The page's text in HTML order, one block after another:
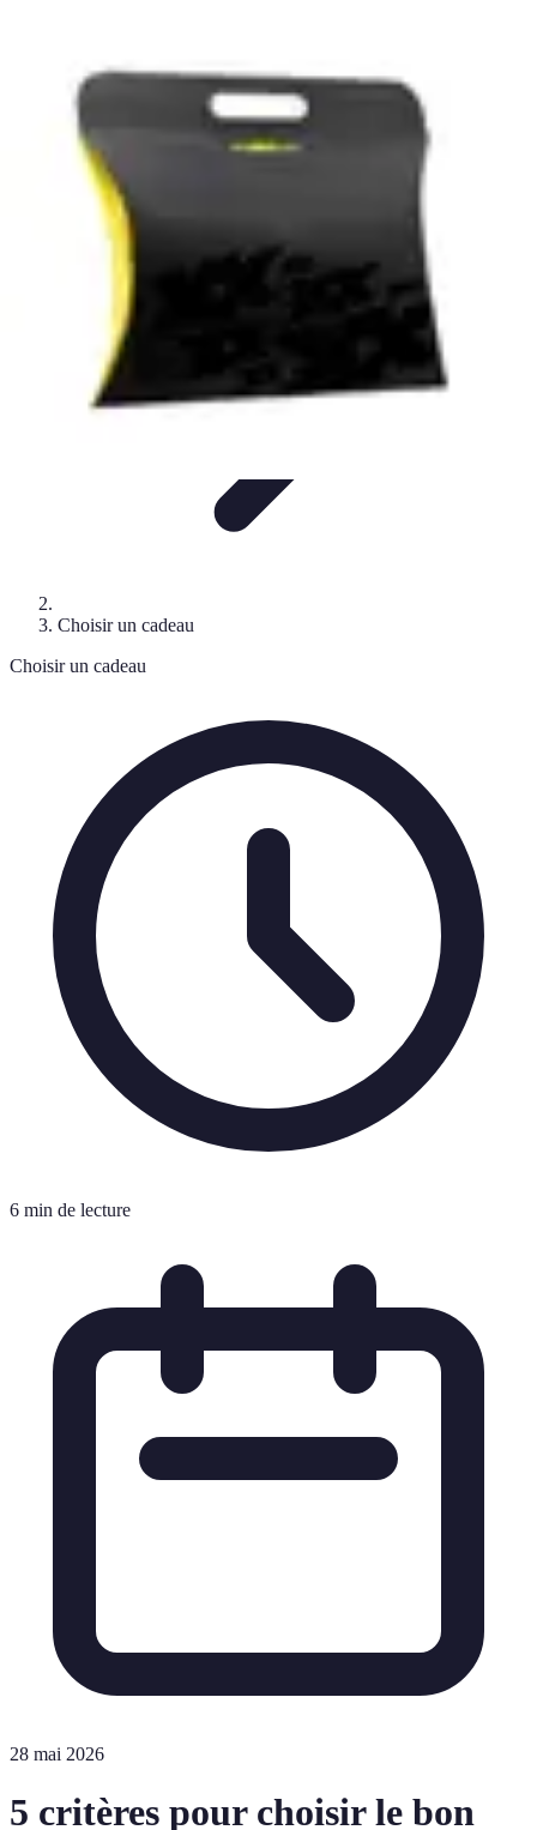
Préparation à la revente
Revente Cadeaux Noël
Choisir un cadeau
Choisir un cadeau
6 min de lecture
28 mai 2026
5 critères pour choisir le bon